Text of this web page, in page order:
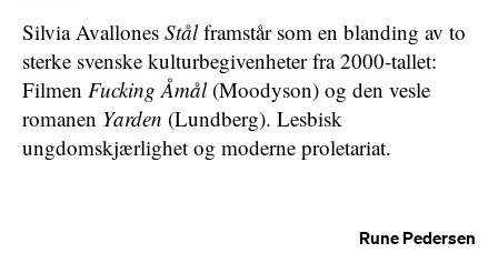
Silvia Avallones Stålframstår som en blanding av to
sterke svenske kulturbegivenheter fra 2000-tallet:
Filmen Fucking Åmål(Moodyson) og den vesle
romanen Yarden (Lundberg). Lesbisk
ungdomskjærlighet og moderne proletariat.
Rune Pedersen